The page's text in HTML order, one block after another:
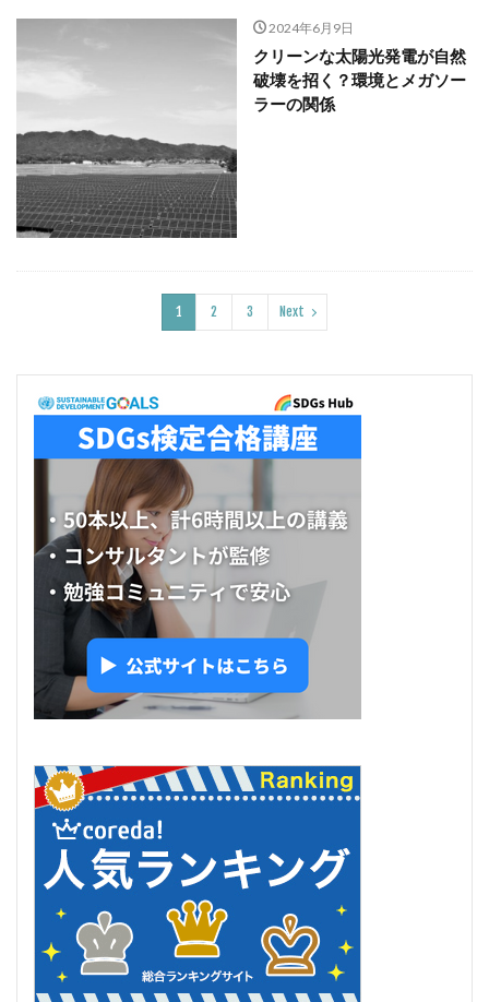
2024年6月9日
クリーンな太陽光発電が自然
破壊を招く？環境とメガソー
ラーの関係
1 2 3 Next